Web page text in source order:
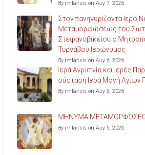
By imlarisis on Αυγ 7, 2026
Στον πανηγυρίζοντα Ιερό
Μεταμορφώσεως του
Στεφανοβικείου ο
Τυρνάβου Ιερώνυμος.
By imlarisis on Αυγ 6, 2026
Ιερά Αγρυπνία και Ιερές
σύσταση Ιερά Μονή Αγίων
By imlarisis on Αυγ 6, 2026
ΜΗΝΥΜΑ
By imlarisis on Αυγ 6, 2026